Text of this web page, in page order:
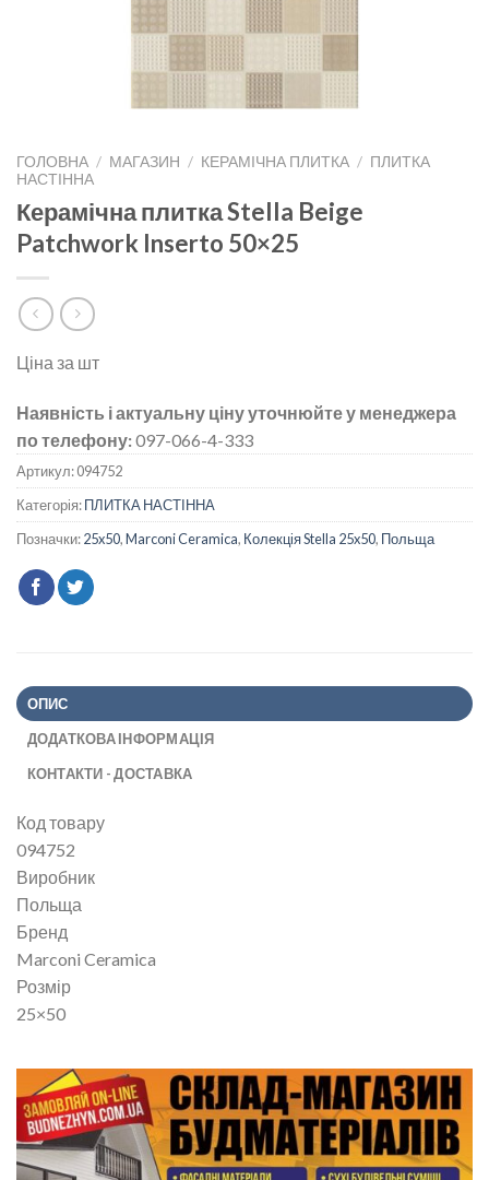
ГОЛОВНА / МАГАЗИН / КЕРАМІЧНА ПЛИТКА / ПЛИТКА
НАСТІННА
Керамічна плитка Stella Beige
Patchwork Inserto 50×25
Ціна за шт
Наявність і актуальну ціну уточнюйте у менеджера
по телефону:097-066-4-333
Артикул:094752
Категорія:ПЛИТКА НАСТІННА
Позначки:25x50,Marconi Ceramica, Колекція Stella 25x50, Польща
ОПИС
ДОДАТКОВА ІНФОРМАЦІЯ
КОНТАКТИ - ДОСТАВКА
Код товару
094752
Виробник
Польща
Бренд
Marconi Ceramica
Розмір
25×50